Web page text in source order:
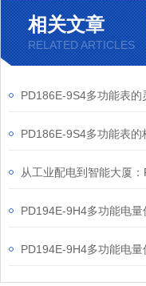
相关文章
RELATED ARTICLES